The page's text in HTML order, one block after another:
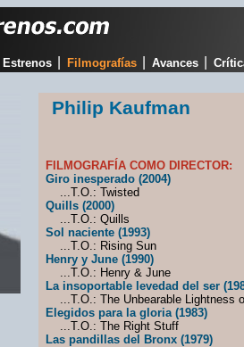
Estrenos Filmografías Avances
Philip Kaufman
FILMOGRAFÍA COMO DIRECTOR:
Giro inesperado (2004)
...T.O.: Twisted
Quills (2000)
...T.O.: Quills
Sol naciente (1993)
...T.O.: Rising Sun
Henry y June (1990)
...T.O.: Henry & June
La insoportable levedad del ser
...T.O.: The Unbearable Lightness
Elegidos para la gloria (1983)
...T.O.: The Right Stuff
Las pandillas del Bronx (1979)